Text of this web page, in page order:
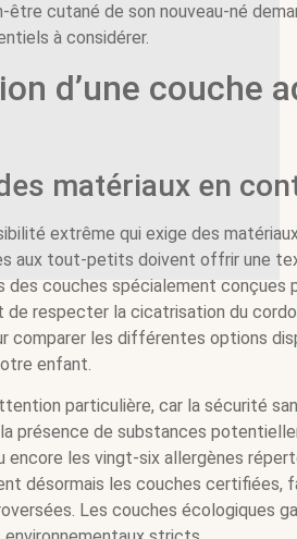
cutané de son nouveau-né
à considérer.
d’une couche
matériaux en
extrême qui exige des
aux tout-petits doivent offrir une
couches spécialement conçues
respecter la cicatrisation du
comparer les différentes options
enfant.
particulière, car la sécurité
présence de substances
les vingt-six allergènes
désormais les couches certifiées,
Les couches écologiques